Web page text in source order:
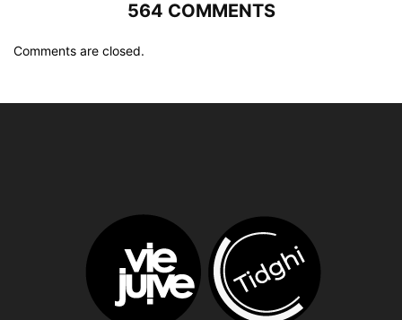
564 COMMENTS
Comments are closed.